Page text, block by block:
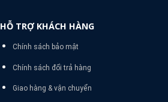
HỖ TRỢ KHÁCH HÀNG
Chính sách bảo mật
Chính sách đổi trả hàng
Giao hàng & vận chuyển